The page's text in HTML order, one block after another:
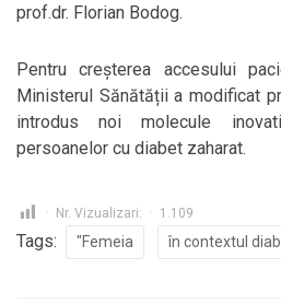
prof.dr. Florian Bodog.
Pentru creșterea accesului
Ministerul Sănătății a modificat
introdus noi molecule
persoanelor cu diabet zaharat.
Nr. Vizualizari: 1.109
Tags: "Femeia în contextul